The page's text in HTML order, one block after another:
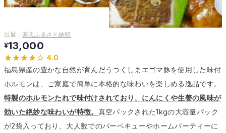
出展： 楽天ふるさと納税
¥13,000
4.0
福島県産の豊かな自然が育んだうつくしまエゴマ豚を使用した味付
ホルモンは、ご家庭で簡単に本格的な味わいを楽しめる逸品です。
特製のホルモンたれで味付けされており、にんにくや生姜の風味が
効いた絶妙な味わいが特徴。 真空パックされた1kgの大容量パック
が2袋入っており、大人数でのバーベキューやホームパーティーに